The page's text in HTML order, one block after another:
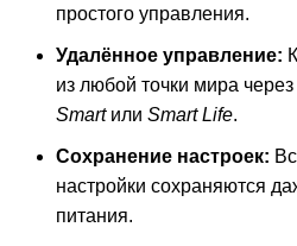
простого управления.
Удалённое управление:
из любой точки мира
Smartили Smart Life.
Сохранение настроек:
настройки сохраняются
питания.